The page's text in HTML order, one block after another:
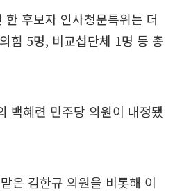
후보자 인사청문특위는 더
힘 5명, 비교섭단체 1명 등 총
백혜련 민주당 의원이 내정됐
은 김한규 의원을 비롯해 이